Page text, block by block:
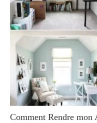
Comment Rendre mon